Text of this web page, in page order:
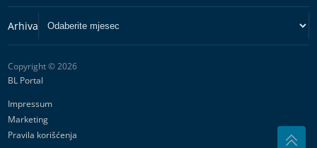
Copyright © 2026
BL Portal
Impressum
Marketing
Pravila korišćenja